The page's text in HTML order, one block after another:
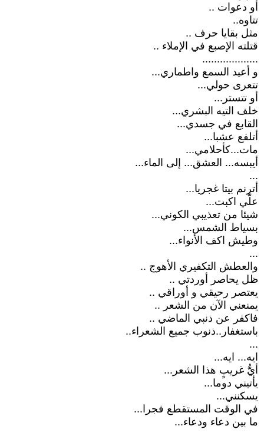
أو دعوات ..
تتاوه..
مثل بقايا حرف ..
قتلته الإصبع في الإملاء ..
...................
و أعيد السمع واطماري...
تتعرى حولي...
أو تتستر...
خلف التيه البشري...
القابع في جسدي...
أتلفع عشبا...
مات...كأحلامي...
أيبسه... العشق... إلى الماء...
...
أترنم بيتا غجريا...
علّي اكبت...
شيئا من تعذيبي الكوني...
بسياط الشمس...
وطيش اكف الأنواء...
...
والعطش التكفيري الأهوج ..
ظل يحاصر أوردتي ..
يعتصر رحيقي و أوراقي ..
يمنعني الآن من الشعر ..
فاكفر عن ذنبي الماضي ..
باستغفار..ذنوب جميع الشعراء..
...
ايه... ايه...
أيُّ غريبٍ هذا الشعر...
يأتيني دوما...
يسكنني...
في الوقت المستقطع فجرا...
ما بين دعاء ودعاء...